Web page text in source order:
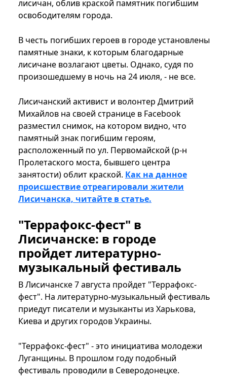
лисичан, облив краской памятник погибшим
освободителям города.
В честь погибших героев в городе установлены
памятные знаки, к которым благодарные
лисичане возлагают цветы. Однако, судя по
произошедшему в ночь на 24 июля, - не все.
Лисичанский активист и волонтер Дмитрий
Михайлов на своей странице в Facebook
разместил снимок, на котором видно, что
памятный знак погибшим героям,
расположенный по ул. Первомайской (р-н
Пролетаского моста, бывшего центра
занятости) облит краской. Как на данное
происшествие отреагировали жители
Лисичанска, читайте в статье.
"Террафокс-фест" в
Лисичанске: в городе
пройдет литературно-
музыкальный фестиваль
В Лисичанске 7 августа пройдет "Террафокс-
фест". На литературно-музыкальный фестиваль
приедут писатели и музыканты из Харькова,
Киева и других городов Украины.
"Террафокс-фест" - это инициатива молодежи
Луганщины. В прошлом году подобный
фестиваль проводили в Северодонецке.